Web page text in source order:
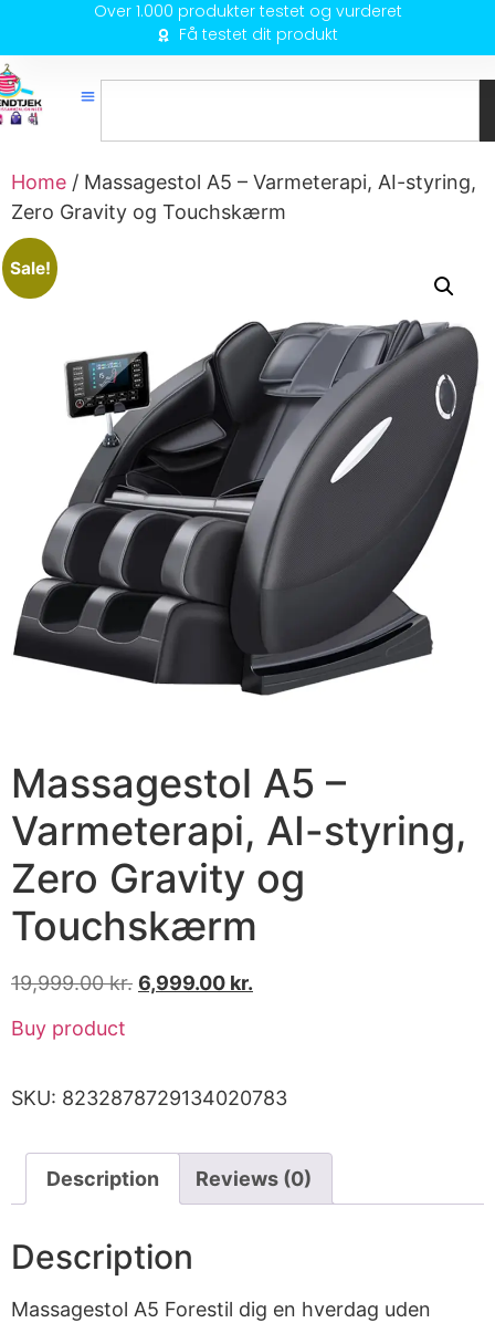
Over 1.000 produkter testet og vurderet
Få testet dit produkt
Home / Massagestol A5 – Varmeterapi, AI-styring,
Zero Gravity og Touchskærm
Sale!
Massagestol A5 –
Varmeterapi, AI-styring,
Zero Gravity og
Touchskærm
19,999.00kr. 6,999.00 kr.
Buy product
SKU: 8232878729134020783
Description Reviews (0)
Description
Massagestol A5 Forestil dig en hverdag uden